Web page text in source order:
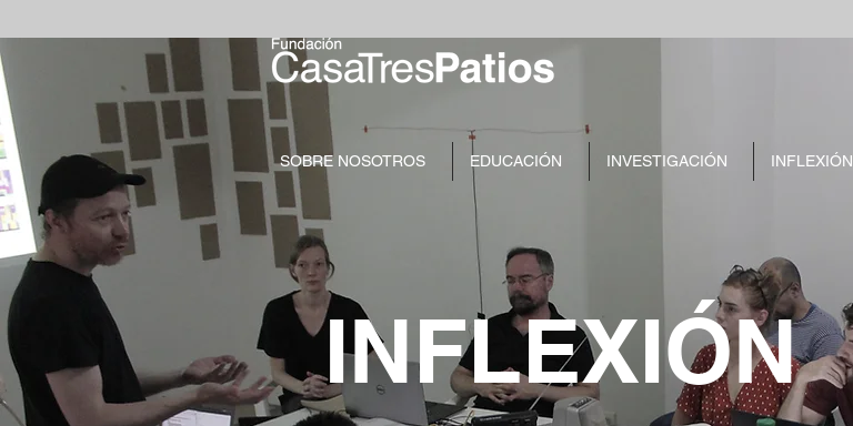
SOBRE NOSOTROS EDUCACIÓN INVESTIGACIÓN INFLEXIÓN
INFLEXIÓN